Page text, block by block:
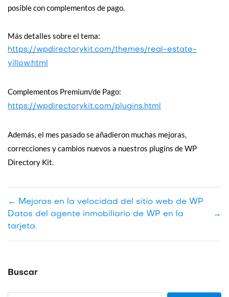
posible con complementos de pago.
Más detalles sobre el tema:
https://wpdirectorykit.com/themes/real-estate-
yillow.html
Complementos Premium/de Pago:
https://wpdirectorykit.com/plugins.html
Además, el mes pasado se añadieron muchas mejoras,
correcciones y cambios nuevos a nuestros plugins de WP
Directory Kit.
← Mejoras en la velocidad del sitio web de WP
→
Datos del agente inmobiliario de WP en la
tarjeta.
Buscar